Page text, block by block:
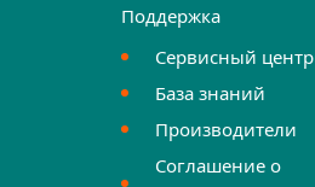
Поддержка
Сервисный центр
База знаний
Производители
Соглашение о